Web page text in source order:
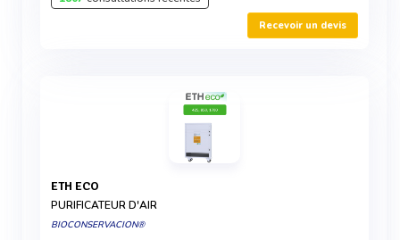
Recevoir un devis
ETH ECO
PURIFICATEUR D'AIR
BIOCONSERVACION®